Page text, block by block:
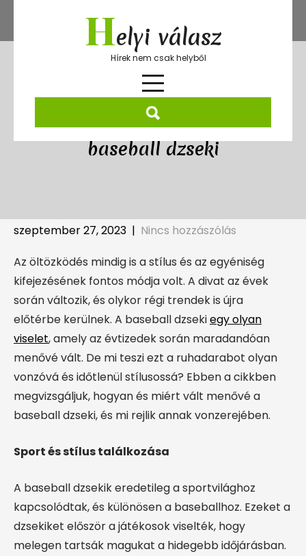
content
Helyi válasz
Hírek nem csak helyből
Az időtlenül menő viselet, a
baseball dzseki
szeptember 27, 2023 | Nincs hozzászólás
Az öltözködés mindig is a stílus és az egyéniség
kifejezésének fontos módja volt. A divat az évek
során változik, és olykor régi trendek is újra
előtérbe kerülnek. A baseball dzsekiegy olyan
viselet, amely az évtizedek során maradandóan
menővé vált. De mi teszi ezt a ruhadarabot olyan
vonzóvá és időtlenül stílusossá? Ebben a cikkben
megvizsgáljuk, hogyan és miért vált menővé a
baseball dzseki, és mi rejlik annak vonzerejében.
Sport és stílus találkozása
A baseball dzsekik eredetileg a sportvilághoz
kapcsolódtak, és különösen a baseballhoz. Ezeket a
dzsekiket először a játékosok viselték, hogy
melegen tartsák magukat a hidegebb időjárásban.